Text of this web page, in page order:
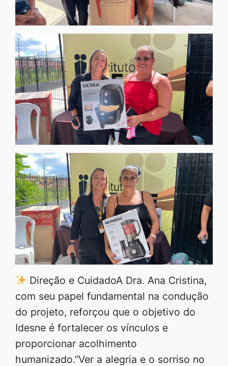
Direção e CuidadoA Dra. Ana Cristina,
com seu papel fundamental na condução
do projeto, reforçou que o objetivo do
Idesne é fortalecer os vínculos e
proporcionar acolhimento
humanizado.”Ver a alegria e o sorriso no